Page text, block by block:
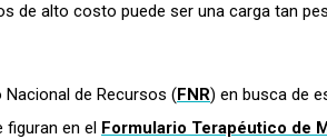
de alto costo puede ser una carga tan
de Recursos (FNR) en busca de
en el Formulario Terapéutico de